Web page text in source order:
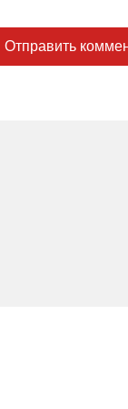
Отправить